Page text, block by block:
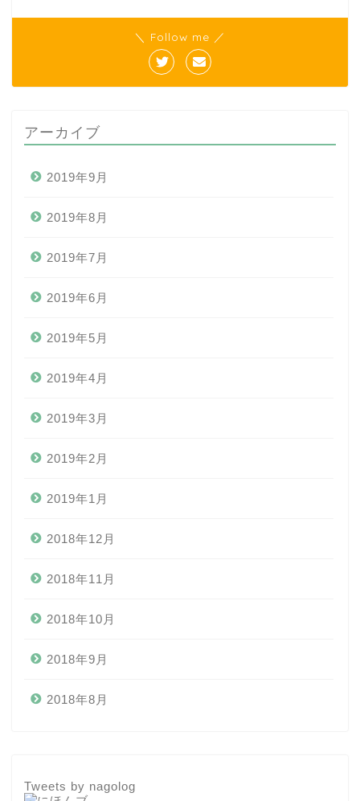
＼ Follow me ／
アーカイブ
2019年9月
2019年8月
2019年7月
2019年6月
2019年5月
2019年4月
2019年3月
2019年2月
2019年1月
2018年12月
2018年11月
2018年10月
2018年9月
2018年8月
Tweets by nagolog